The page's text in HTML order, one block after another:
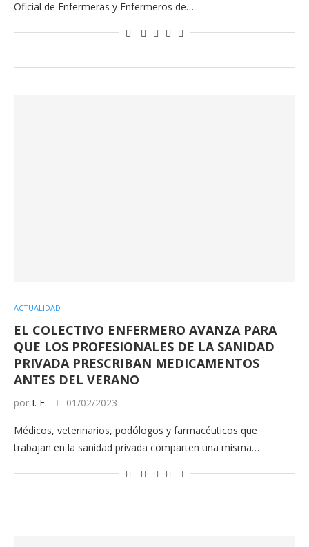
Oficial de Enfermeras y Enfermeros de…
ACTUALIDAD
EL COLECTIVO ENFERMERO AVANZA PARA
QUE LOS PROFESIONALES DE LA SANIDAD
PRIVADA PRESCRIBAN MEDICAMENTOS
ANTES DEL VERANO
por I. F. 01/02/2023
Médicos, veterinarios, podólogos y farmacéuticos que
trabajan en la sanidad privada comparten una misma…